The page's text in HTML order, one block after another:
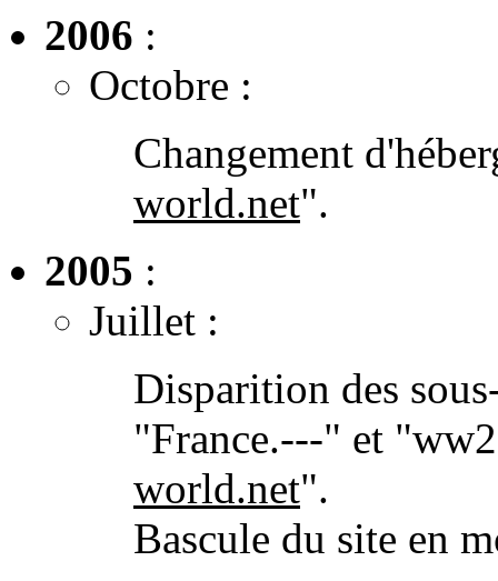
2006 :
Octobre :
Changement
world.net".
2005 :
Juillet :
Disparition des
"France.---" et
world.net".
Bascule du site en